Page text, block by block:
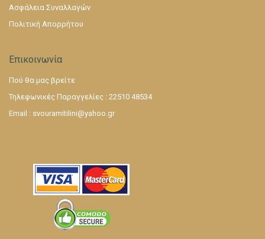
Ασφάλεια Συναλλαγών
Πολιτική Απορρήτου
Επικοινωνία
Πού θα μας βρείτε
Τηλεφωνικές Παραγγελίες : 22510 48534
Email : svouramitilini@yahoo.gr